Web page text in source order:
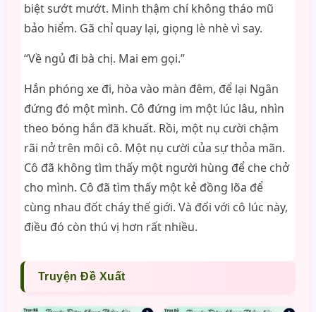
biệt sướt mướt. Minh thậm chí không tháo mũ
bảo hiểm. Gã chỉ quay lại, giọng lè nhè vì say.
“Về ngủ đi bà chị. Mai em gọi.”
Hắn phóng xe đi, hòa vào màn đêm, để lại Ngân
đứng đó một mình. Cô đứng im một lúc lâu, nhìn
theo bóng hắn đã khuất. Rồi, một nụ cười chậm
rãi nở trên môi cô. Một nụ cười của sự thỏa mãn.
Cô đã không tìm thấy một người hùng để che chở
cho mình. Cô đã tìm thấy một kẻ đồng lõa để
cùng nhau đốt cháy thế giới. Và đối với cô lúc này,
điều đó còn thú vị hơn rất nhiều.
Truyện Đề Xuất